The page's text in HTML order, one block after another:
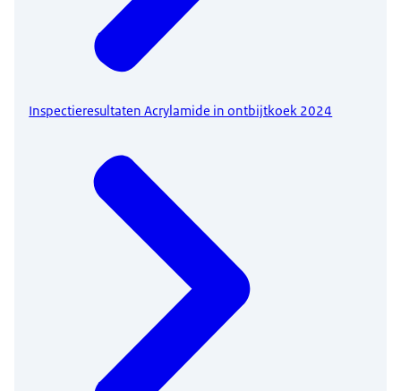
Inspectieresultaten Acrylamide in ontbijtkoek 2024